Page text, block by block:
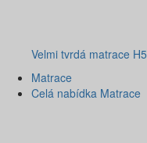
Velmi tvrdá matrace H5
Matrace
Celá nabídka Matrace